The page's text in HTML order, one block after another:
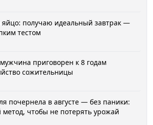
яйцо: получаю идеальный завтрак —
тестом
приговорен к 8 годам
сожительницы
почернела в августе — без паники:
чтобы не потерять урожай